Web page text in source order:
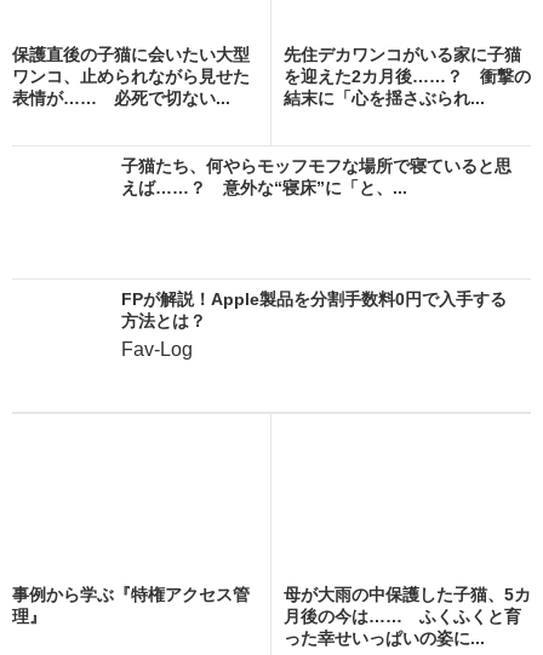
保護直後の子猫に会いたい大型
ワンコ、止められながら見せた
表情が…… 必死で切ない...
先住デカワンコがいる家に子猫
を迎えた2カ月後……？ 衝撃の
結末に「心を揺さぶられ...
子猫たち、何やらモッフモフな場所で寝ていると思
えば……？ 意外な“寝床”に「と、...
FPが解説！Apple製品を分割手数料0円で入手する
方法とは？
Fav-Log
事例から学ぶ『特権アクセス管
理』
母が大雨の中保護した子猫、5カ
月後の今は…… ふくふくと育
った幸せいっぱいの姿に...